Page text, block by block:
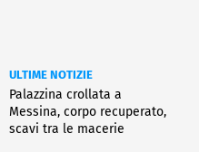
ULTIME NOTIZIE
Palazzina crollata a
Messina, corpo recuperato,
scavi tra le macerie